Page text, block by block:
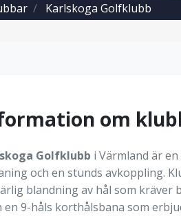
Karlskoga Golfklubb
om
Golfklubb i Värmland är
och en stunds avkoppling.
blandning av hål som kräver
en 9-håls korthålsbana som